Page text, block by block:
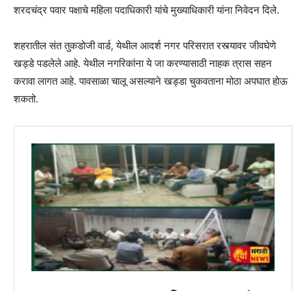
शरदचंद्र पवार पक्षाचे महिला पदाधिकारी यांचे मुख्याधिकारी यांना निवेदन दिले.
शहरातील संत तुकडोजी वार्ड, येथील आदर्श नगर परिसरात रस्त्यावर जीवघेणे
खड्डे पडलेले आहे. येथील नगरिकांना ये जा करण्यासाठी नाहक त्रास सहन
करावा लागत आहे. पावसाळा चालू असल्याने खड्डा चुकवताना मोठा अपघात होऊ
शकतो.